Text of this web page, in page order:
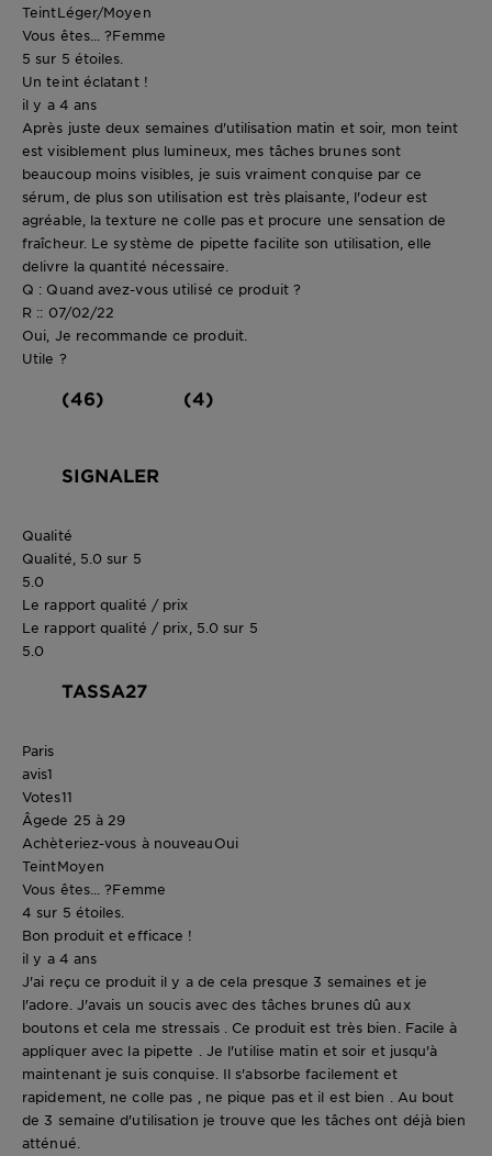
TeintLéger/Moyen
Vous êtes... ?Femme
5 sur 5 étoiles.
Un teint éclatant !
il y a 4 ans
Après juste deux semaines d'utilisation matin et soir, mon teint
est visiblement plus lumineux, mes tâches brunes sont
beaucoup moins visibles, je suis vraiment conquise par ce
sérum, de plus son utilisation est très plaisante, l'odeur est
agréable, la texture ne colle pas et procure une sensation de
fraîcheur. Le système de pipette facilite son utilisation, elle
delivre la quantité nécessaire.
Q : Quand avez-vous utilisé ce produit ?
R :: 07/02/22
Oui, Je recommande ce produit.
Utile ?
(46) (4)
SIGNALER
Qualité
Qualité, 5.0 sur 5
5.0
Le rapport qualité / prix
Le rapport qualité / prix, 5.0 sur 5
5.0
TASSA27
Paris
avis1
Votes11
Âgede 25 à 29
Achèteriez-vous à nouveauOui
TeintMoyen
Vous êtes... ?Femme
4 sur 5 étoiles.
Bon produit et efficace !
il y a 4 ans
J'ai reçu ce produit il y a de cela presque 3 semaines et je
l'adore. J'avais un soucis avec des tâches brunes dû aux
boutons et cela me stressais . Ce produit est très bien. Facile à
appliquer avec la pipette . Je l'utilise matin et soir et jusqu'à
maintenant je suis conquise. Il s'absorbe facilement et
rapidement, ne colle pas , ne pique pas et il est bien . Au bout
de 3 semaine d'utilisation je trouve que les tâches ont déjà bien
atténué.